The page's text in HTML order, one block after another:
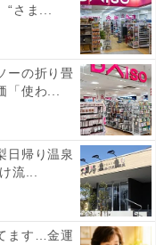
の類語・言い換
とを表現します。
さま...
ーの折り畳
「使わ...
日帰り温泉
流...
ます…金運